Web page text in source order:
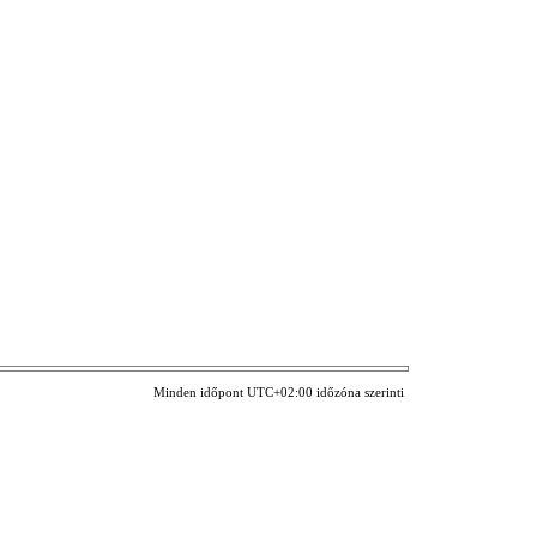
Minden időpont UTC+02:00 időzóna szerinti